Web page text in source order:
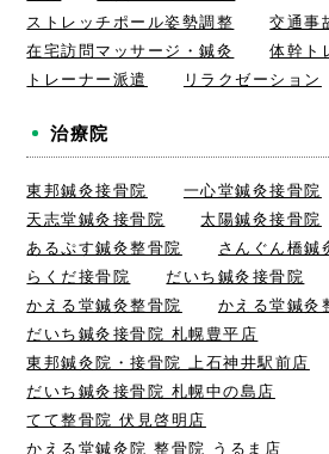
ストレッチポール姿勢調整
交通事
在宅訪問マッサージ・鍼灸
体幹ト
トレーナー派遣
リラクゼーション
治療院
東邦鍼灸接骨院
一心堂鍼灸接骨院
天志堂鍼灸接骨院
太陽鍼灸接骨院
あるぷす鍼灸整骨院
さんぐん橋鍼
らくだ接骨院
だいち鍼灸接骨院
かえる堂鍼灸整骨院
かえる堂鍼灸
だいち鍼灸接骨院 札幌豊平店
東邦鍼灸院・接骨院 上石神井駅前店
だいち鍼灸接骨院 札幌中の島店
てて整骨院 伏見啓明店
かえる堂鍼灸院 整骨院 うるま店